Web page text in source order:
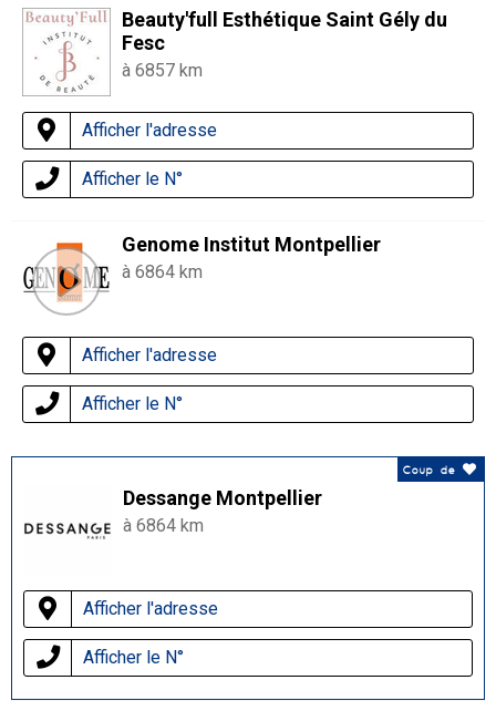
Beauty'full Esthétique Saint Gély du
Fesc
à 6857 km
Afficher l'adresse
Afficher le N°
Genome Institut Montpellier
à 6864 km
Afficher l'adresse
Afficher le N°
Coup de
Dessange Montpellier
à 6864 km
Afficher l'adresse
Afficher le N°